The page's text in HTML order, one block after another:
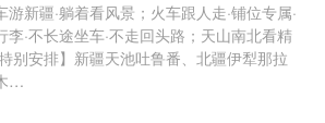
游新疆·躺着看风景；火车跟人走·铺位专属·
·不长途坐车·不走回头路；天山南北看精
别安排】新疆天池吐鲁番、北疆伊犁那拉
…